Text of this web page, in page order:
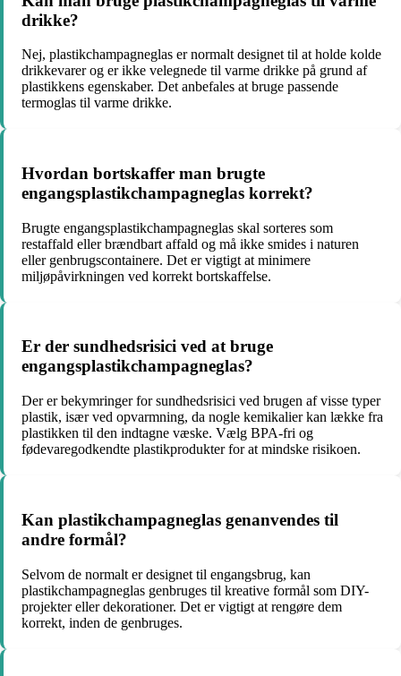
drikke?
Nej, plastikchampagneglas er normalt designet til at holde kolde
drikkevarer og er ikke velegnede til varme drikke på grund af
plastikkens egenskaber. Det anbefales at bruge passende
termoglas til varme drikke.
Hvordan bortskaffer man brugte
engangsplastikchampagneglas korrekt?
Brugte engangsplastikchampagneglas skal sorteres som
restaffald eller brændbart affald og må ikke smides i naturen
eller genbrugscontainere. Det er vigtigt at minimere
miljøpåvirkningen ved korrekt bortskaffelse.
Er der sundhedsrisici ved at bruge
engangsplastikchampagneglas?
Der er bekymringer for sundhedsrisici ved brugen af visse typer
plastik, især ved opvarmning, da nogle kemikalier kan lække fra
plastikken til den indtagne væske. Vælg BPA-fri og
fødevaregodkendte plastikprodukter for at mindske risikoen.
Kan plastikchampagneglas genanvendes til
andre formål?
Selvom de normalt er designet til engangsbrug, kan
plastikchampagneglas genbruges til kreative formål som DIY-
projekter eller dekorationer. Det er vigtigt at rengøre dem
korrekt, inden de genbruges.